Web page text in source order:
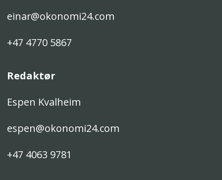
einar@okonomi24.com
+47 4770 5867
Redaktør
Espen Kvalheim
espen@okonomi24.com
+47 4063 9781